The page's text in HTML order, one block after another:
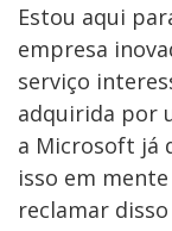
Estou aqui
empresa
serviço
adquirida por
a Microsoft já
isso em
reclamar